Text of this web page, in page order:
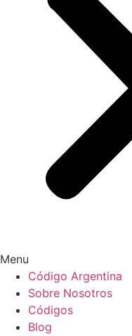
Menu
Código Argentina
Sobre Nosotros
Códigos
Blog